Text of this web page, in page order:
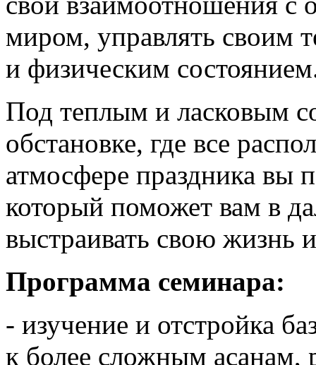
миром, управлять своим
и физическим
Под теплым и ласковым
обстановке, где все
атмосфере праздника вы
который поможет вам в
выстраивать свою жизнь
Программа семинара:
- изучение и отстройка
к более сложным асанам,